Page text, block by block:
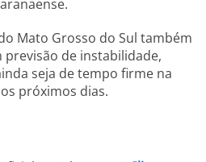
Mato Grosso do Sul também
previsão de instabilidade,
seja de tempo firme na
próximos dias.